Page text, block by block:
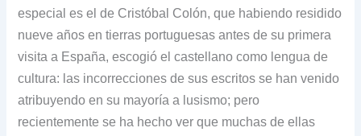
especial es el de Cristóbal Colón, que habiendo residido
nueve años en tierras portuguesas antes de su primera
visita a España, escogió el castellano como lengua de
cultura: las incorrecciones de sus escritos se han venido
atribuyendo en su mayoría a lusismo; pero
recientemente se ha hecho ver que muchas de ellas